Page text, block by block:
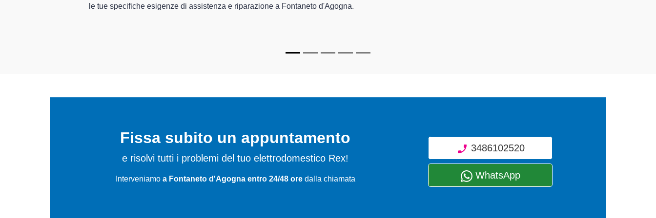
In più,i tecnici Rex specializzatidi Centro Assistenza Novara sono in grado di fornire interventi di diverse tipologie sugli elettrodomestici
Fissa subito un appuntamento
e risolvi tutti i problemi del tuo elettrodomestico Rex!
Interveniamo a Fontaneto d'Agogna entro 24/48 oredalla chiamata
3486102520
WhatsApp